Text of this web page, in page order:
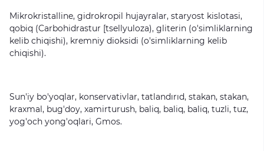
Mikrokristalline, gidrokropil hujayralar, staryost kislotasi,
qobiq (Carbohidrastur [tsellyuloza), gliterin (o'simliklarning
kelib chiqishi), kremniy dioksidi (o'simliklarning kelib
chiqishi).
Sun'iy bo'yoqlar, konservativlar, tatlandırıd, stakan, stakan,
kraxmal, bug'doy, xamirturush, baliq, baliq, baliq, tuzli, tuz,
yog'och yong'oqlari, Gmos.